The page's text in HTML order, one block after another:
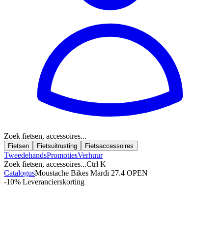
Zoek fietsen, accessoires...
Fietsen Fietsuitrusting Fietsaccessoires
TweedehandsPromotiesVerhuur
Zoek fietsen, accessoires...Ctrl K
CatalogusMoustache Bikes Mardi 27.4 OPEN
-10% Leverancierskorting